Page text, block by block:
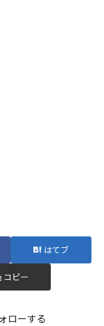
はてブ
コピー
ローする